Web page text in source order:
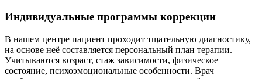
Индивидуальные программы коррекции
В нашем центре пациент проходит тщательную диагностику,
на основе неё составляется персональный план терапии.
Учитываются возраст, стаж зависимости, физическое
состояние, психоэмоциональные особенности. Врач